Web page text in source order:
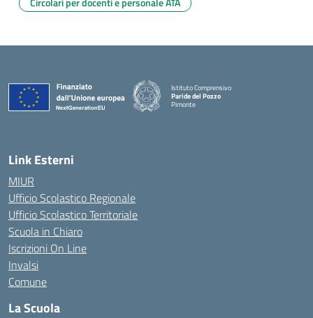
Istituto Comprensivo
Paride del Pozzo
Pimonte
Link Esterni
MIUR
Ufficio Scolastico Regionale
Ufficio Scolastico Territoriale
Scuola in Chiaro
Iscrizioni On Line
Invalsi
Comune
La Scuola